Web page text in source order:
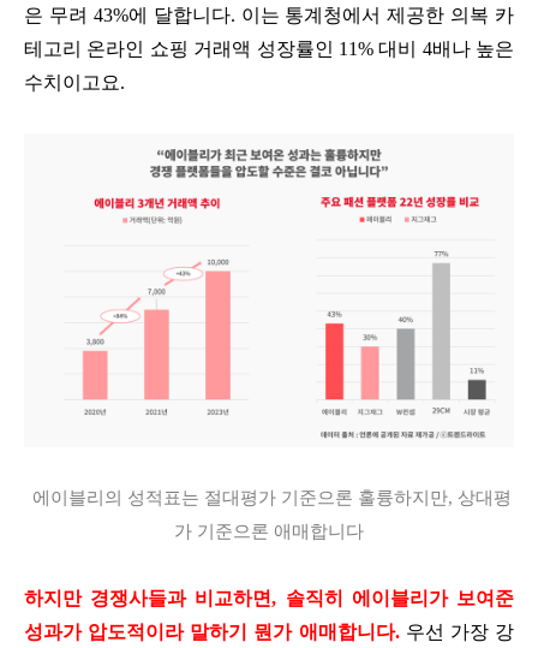
은 무려 43%에 달합니다. 이는 통계청에서 제공한 의복 카
테고리 온라인 쇼핑 거래액 성장률인 11% 대비 4배나 높은
수치이고요.
에이블리의 성적표는 절대평가 기준으론 훌륭하지만, 상대평
가 기준으론 애매합니다
하지만 경쟁사들과 비교하면, 솔직히 에이블리가 보여준
성과가 압도적이라 말하기 뭔가 애매합니다.우선 가장 강